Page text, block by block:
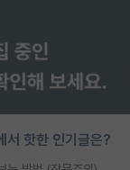
서 핫한 인기글은?